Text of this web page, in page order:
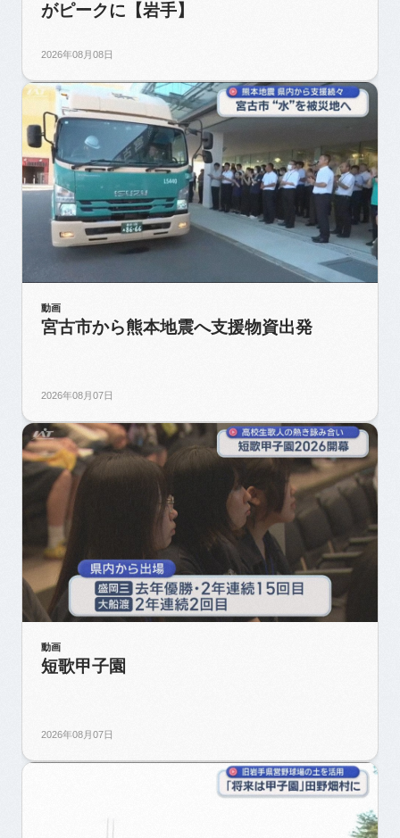
がピークに【岩手】
2026年08月08日
動画
宮古市から熊本地震へ支援物資出発
2026年08月07日
動画
短歌甲子園
2026年08月07日